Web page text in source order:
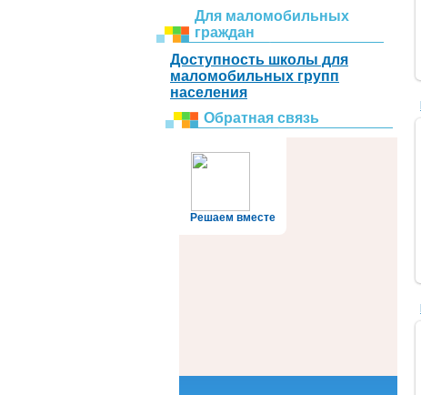
Для маломобильных
граждан
Доступность школы для
маломобильных групп
населения
Обратная связь
Решаем вместе